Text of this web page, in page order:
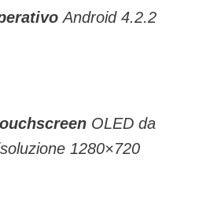
Android 4.2.2
OLED da
1280×720